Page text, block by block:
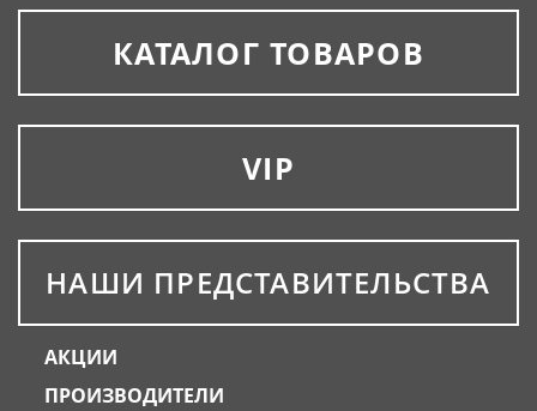
КАТАЛОГ ТОВАРОВ
VIP
НАШИ ПРЕДСТАВИТЕЛЬСТВА
АКЦИИ
ПРОИЗВОДИТЕЛИ